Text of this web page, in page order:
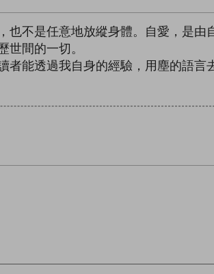
也不是任意地放縱身體。自愛，是
世間的一切。
者能透過我自身的經驗，用塵的語